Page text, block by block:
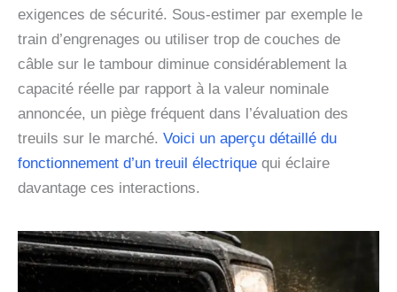
exigences de sécurité. Sous-estimer par exemple le
train d’engrenages ou utiliser trop de couches de
câble sur le tambour diminue considérablement la
capacité réelle par rapport à la valeur nominale
annoncée, un piège fréquent dans l’évaluation des
treuils sur le marché. Voici un aperçu détaillé du
fonctionnement d’un treuil électrique qui éclaire
davantage ces interactions.